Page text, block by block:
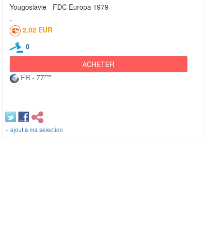
Yougoslavie - FDC Europa 1979
2,02 EUR
0
ACHETER
FR - 77***
+ ajout à ma sélection